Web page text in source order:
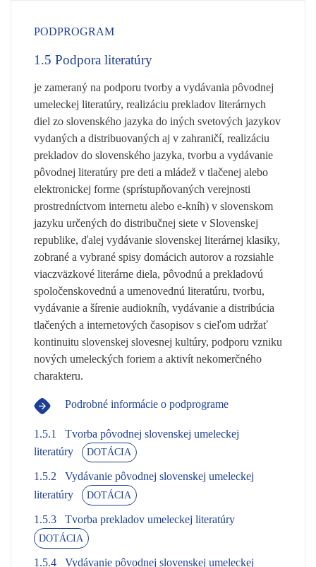
PODPROGRAM
1.5 Podpora literatúry
je zameraný na podporu tvorby a vydávania pôvodnej
umeleckej literatúry, realizáciu prekladov literárnych
diel zo slovenského jazyka do iných svetových jazykov
vydaných a distribuovaných aj v zahraničí, realizáciu
prekladov do slovenského jazyka, tvorbu a vydávanie
pôvodnej literatúry pre deti a mládež v tlačenej alebo
elektronickej forme (sprístupňovaných verejnosti
prostredníctvom internetu alebo e-kníh) v slovenskom
jazyku určených do distribučnej siete v Slovenskej
republike, ďalej vydávanie slovenskej literárnej klasiky,
zobrané a vybrané spisy domácich autorov a rozsiahle
viaczväzkové literárne diela, pôvodnú a prekladovú
spoločenskovednú a umenovednú literatúru, tvorbu,
vydávanie a šírenie audiokníh, vydávanie a distribúcia
tlačených a internetových časopisov s cieľom udržať
kontinuitu slovenskej slovesnej kultúry, podporu vzniku
nových umeleckých foriem a aktivít nekomerčného
charakteru.
Podrobné informácie o podprograme
1.5.1
Tvorba pôvodnej slovenskej umeleckej
literatúry
DOTÁCIA
1.5.2
Vydávanie pôvodnej slovenskej umeleckej
literatúry
DOTÁCIA
1.5.3 Tvorba prekladov umeleckej literatúry
DOTÁCIA
1.5.4
Vydávanie pôvodnej slovenskej umeleckej